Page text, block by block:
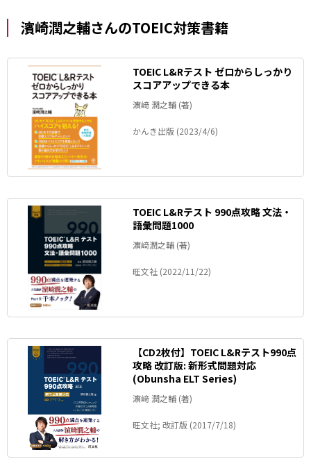
濱崎潤之輔さんのTOEIC対策書籍
TOEIC L&Rテスト ゼロからしっかり
スコアアップできる本
濵﨑 潤之輔 (著)
かんき出版 (2023/4/6)
TOEIC L&Rテスト 990点攻略 文法・
語彙問題1000
濵﨑潤之輔 (著)
旺文社 (2022/11/22)
【CD2枚付】TOEIC L&Rテスト990点
攻略 改訂版: 新形式問題対応
(Obunsha ELT Series)
濵﨑 潤之輔 (著)
旺文社; 改訂版 (2017/7/18)